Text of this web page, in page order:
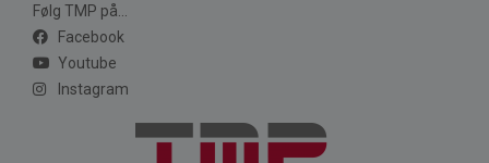
Følg TMP på...
Facebook
Youtube
Instagram